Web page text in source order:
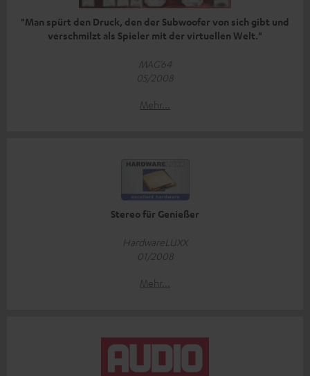
"Man spürt den Druck, den der Subwoofer von sich gibt und
verschmilzt als Spieler mit der virtuellen Welt."
MAG'64
05/2008
Mehr...
Stereo für Genießer
HardwareLUXX
01/2008
Mehr...